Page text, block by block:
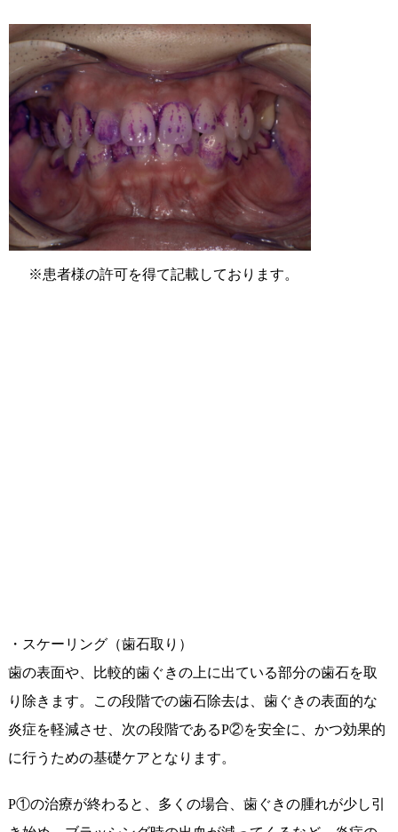
※患者様の許可を得て記載しております。
・スケーリング（歯石取り）
歯の表面や、比較的歯ぐきの上に出ている部分の歯石を取
り除きます。この段階での歯石除去は、歯ぐきの表面的な
炎症を軽減させ、次の段階であるP②を安全に、かつ効果的
に行うための基礎ケアとなります。
P①の治療が終わると、多くの場合、歯ぐきの腫れが少し引